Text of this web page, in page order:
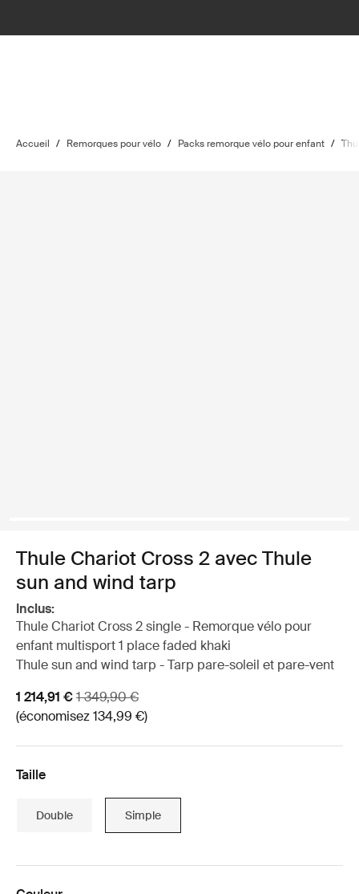
Accueil / Remorques pour vélo / Packs remorque vélo pour enfant /
Thule Chariot Cross 2 avec Thule
sun and wind tarp
Inclus:
Thule Chariot Cross 2 single - Remorque vélo pour
enfant multisport 1 place faded khaki
Thule sun and wind tarp - Tarp pare-soleil et pare-vent
Prix de vente
1 214,91 €Prix d’origine
1 349,90 €
(économisez 134,99 €)
Taille
Double Simple